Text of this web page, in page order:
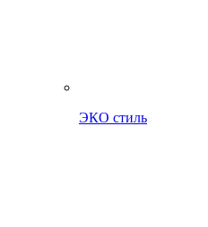
ЭКО стиль